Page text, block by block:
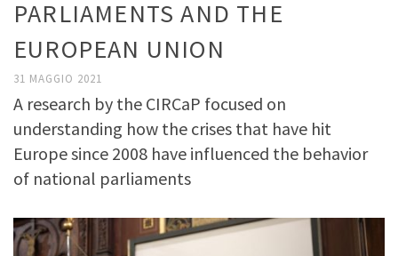
PARLIAMENTS AND THE
EUROPEAN UNION
31 MAGGIO 2021
A research by the CIRCaP focused on
understanding how the crises that have hit
Europe since 2008 have influenced the behavior
of national parliaments